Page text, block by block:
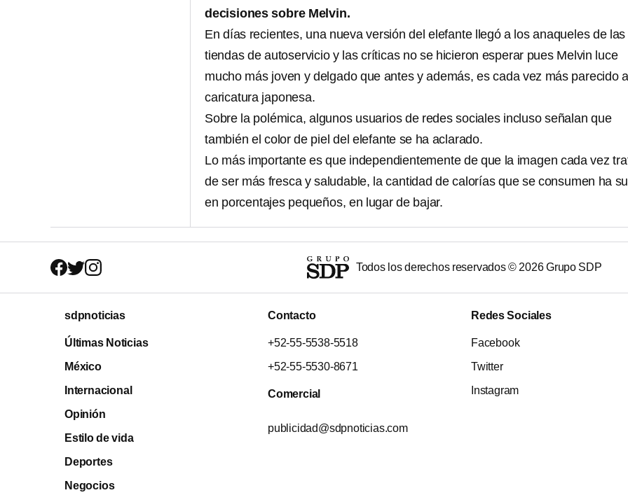
decisiones sobre Melvin.
En días recientes, una nueva versión del elefante llegó a los anaqueles de las
tiendas de autoservicio y las críticas no se hicieron esperar pues Melvin luce
mucho más joven y delgado que antes y además, es cada vez más parecido
caricatura japonesa.
Sobre la polémica, algunos usuarios de redes sociales incluso señalan que
también el color de piel del elefante se ha aclarado.
Lo más importante es que independientemente de que la imagen cada vez
de ser más fresca y saludable, la cantidad de calorías que se consumen ha
en porcentajes pequeños, en lugar de bajar.
Todos los derechos reservados © 2026Grupo SDP
sdpnoticias
Últimas Noticias
México
Internacional
Opinión
Estilo de vida
Deportes
Negocios
Contacto
+52-55-5538-5518
+52-55-5530-8671
Comercial
publicidad@sdpnoticias.com
Redes Sociales
Facebook
Twitter
Instagram